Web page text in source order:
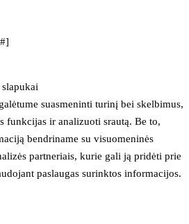
suasmeninti turinį bei skelbimus,
funkcijas ir analizuoti srautą. Be to,
bendriname su visuomeninės
partneriais, kurie gali ją pridėti prie
paslaugas surinktos informacijos.